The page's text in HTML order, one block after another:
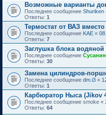
Возможные варианты
Последнее сообщение Shuriken
Ответы: 1
Термостат от ВАЗ вместо
Последнее сообщение KAE «
Ответы: 7
Заглушка блока
Последнее сообщение Сусанин
Ответы: 30
Замена цилиндров-
Последнее сообщение dm.i3 «
Ответы: 1
Карбюратор Ныса (Jikov
Последнее сообщение smoke «
Ответы: 64